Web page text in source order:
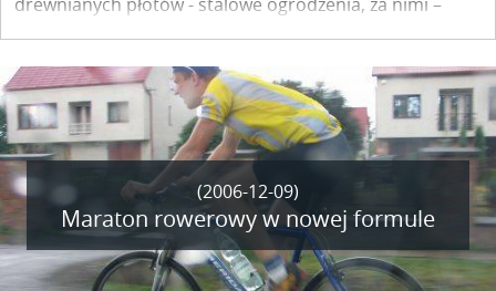
zamiast ogrodów i sadów – parkingi… Miasteczko traci
swój malowniczy charakter. To było głównym
problemem konferencji zorganizowanej przez
Towarzystwo Opieki nad Zabytkami Przeszłości na
początku grudnia.
(2006-12-09)
Maraton rowerowy w nowej formule